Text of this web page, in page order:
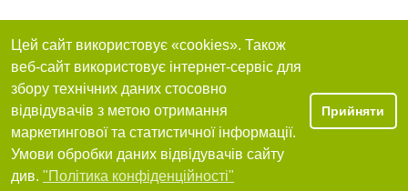
Цей сайт використовує «cookies». Також
веб-сайт використовує інтернет-сервіс для
збору технічних даних стосовно
відвідувачів з метою отримання
маркетингової та статистичної інформації.
Умови обробки даних відвідувачів сайту
див. "Політика конфіденційності"
Прийняти